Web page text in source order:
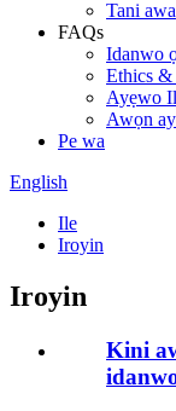
Tani awa
FAQs
Idanwo
Ethics &
Ayẹwo
Awọn
Pe wa
English
Ile
Iroyin
Iroyin
Kini